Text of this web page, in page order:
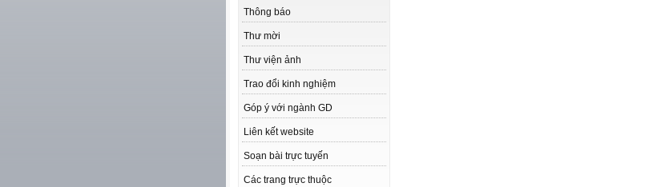
Thông báo
Thư mời
Thư viện ảnh
Trao đổi kinh nghiệm
Góp ý với ngành GD
Liên kết website
Soạn bài trực tuyến
Các trang trực thuộc